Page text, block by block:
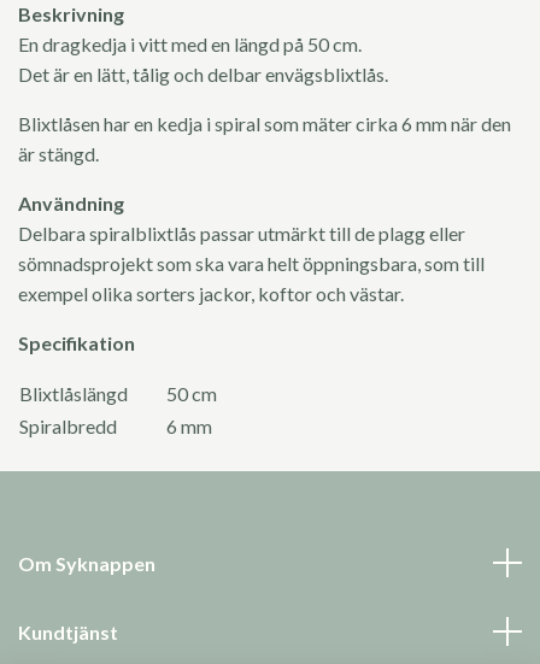
Beskrivning
En dragkedja i vitt med en längd på 50 cm.
Det är en lätt, tålig och delbar envägsblixtlås.
Blixtlåsen har en kedja i spiral som mäter cirka 6 mm när den
är stängd.
Användning
Delbara spiralblixtlås passar utmärkt till de plagg eller
sömnadsprojekt som ska vara helt öppningsbara, som till
exempel olika sorters jackor, koftor och västar.
Specifikation
Blixtlåslängd
50 cm
Spiralbredd
6 mm
Om Syknappen
Kundtjänst